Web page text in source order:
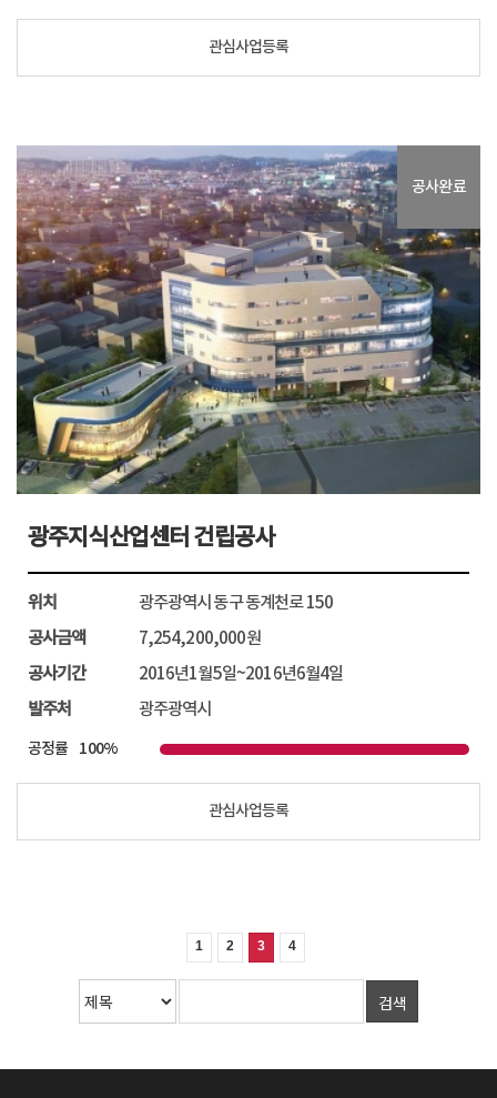
관심사업등록
위치
대구광역시
공사금액
16,275,513,417원
공사기간
2015년8월3일~2016년10월25일
발주처
대구광역시교육청
자세히보기
공사완료
광주지식산업센터 건립공사
위치
광주광역시 동구 동계천로 150
공사금액
7,254,200,000원
공사기간
2016년1월5일~2016년6월4일
발주처
광주광역시
공정률 100%
관심사업등록
광주광역시 동구 동계천로 150
공사금액
7,254,200,000원
공사기간
2016년1월5일~2016년6월4일
1 2 3 4
검색